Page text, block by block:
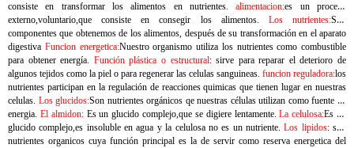
consiste en transformar los alimentos en nutrientes.alimentacion:es un proceso
externo,voluntario,que consiste en consegir los alimentos. Los nutrientes:Son
componentes que obtenemos de los alimentos, después de su transformación en el aparato
digestiva Funcion energetica:Nuestro organismo utiliza los nutrientes como combustible
para obtener energía. Función plástica o estructural: sirve para reparar el deterioro de
algunos tejidos como la piel o para regenerar las celulas sanguineas. funcion reguladora:los
nutrientes participan en la regulación de reacciones quimicas que tienen lugar en nuestras
celulas. Los glucidos:Son nutrientes orgánicos qe nuestras células utilizan como fuente de
energia. El almidon:Es un glucido complejo,que se digiere lentamente.La celulosa:Es un
glucido complejo,es insoluble en agua y la celulosa no es un nutriente.Los lipidos: son
nutrientes organicos cuya función principal es la de servir como reserva energetica del